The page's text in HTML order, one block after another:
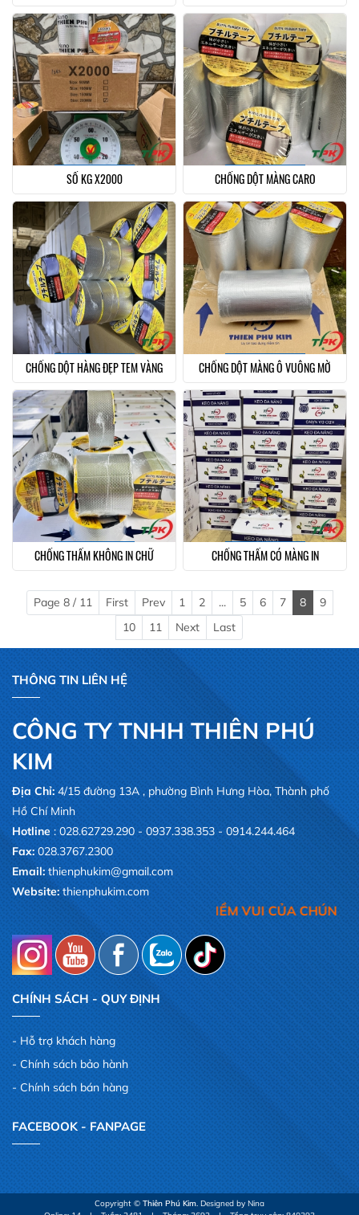
SỐ KG X2000 CHỐNG DỘT MÀNG CARO
CHỐNG DỘT HÀNG ĐẸP TEM VÀNG CHỐNG DỘT MÀNG Ô VUÔNG MỜ
CHỐNG THẤM KHÔNG IN CHỮ CHỐNG THẤM CÓ MÀNG IN
Page 8 / 11 First Prev 1 2 ... 5 6 7 8
9
10
11 Next Last
THÔNG TIN LIÊN HỆ
CÔNG TY TNHH THIÊN PHÚ
KIM
Địa Chỉ:4/15 đường 13A , phường Bình Hưng Hòa, Thành phố
Hồ Chí Minh
Hotline : 028.62729.290 - 0937.338.353 - 0914.244.464
Fax:028.3767.2300
Email:thienphukim@gmail.com
Website:thienphukim.com
QUÝ KHÁCH,LÀ NIỀM VUI CỦA CHÚNG TÔI
CHÍNH SÁCH - QUY ĐỊNH
Hỗ trợ khách hàng
Chính sách bảo hành
Chính sách bán hàng
FACEBOOK - FANPAGE
Copyright © Thiên Phú Kim. Designed by Nina